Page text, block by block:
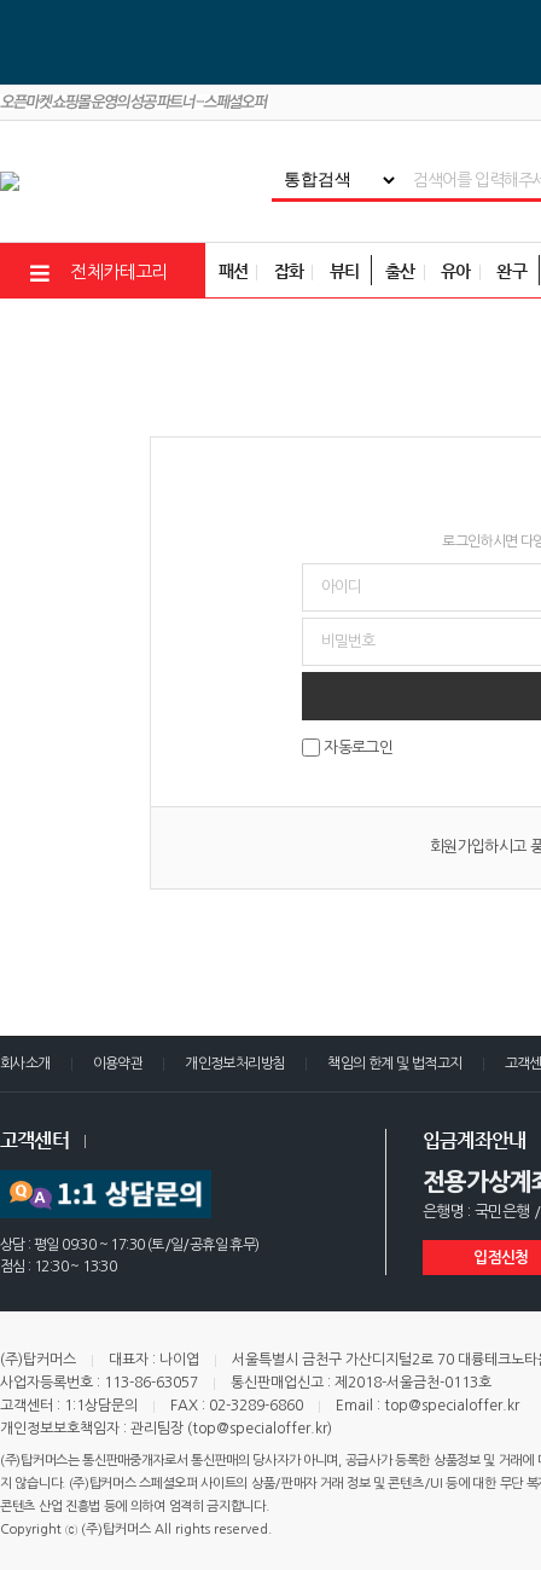
전체카테고리 패션 잡화 뷰티 출산 유아 완구
로그인하시면 다
자동로그인
회원가입하시고
회사소개 이용약관 개인정보처리방침 책임의 한계 및 법적고지 고객
고객센터
상담 : 평일 09:30 ~ 17:30 (토/일/공휴일 휴무)
점심 : 12:30 ~ 13:30
입금계좌안내
전용가상계
은행명 : 국민은행
입점신청
(주)탑커머스 대표자 : 나이엽
서울특별시 금천구 가산디지털2로 70 대륭테크노
사업자등록번호 : 113-86-63057
통신판매업신고 : 제2018-서울금천-0113호
고객센터 : 1:1상담문의
FAX : 02-3289-6860
Email : top@specialoffer.kr
개인정보보호책임자 : 관리팀장 (top@specialoffer.kr)
(주)탑커머스는 통신판매중개자로서 통신판매의 당사자가 아니며, 공급사가 등록한 상품정보 및 거래
지 않습니다. (주)탑커머스 스페셜오퍼 사이트의 상품/판매자 거래 정보 및 콘텐츠/UI 등에 대한 무단
콘텐츠 산업 진흥법 등에 의하여 엄격히 금지합니다.
Copyright ⓒ (주)탑커머스 All rights reserved.